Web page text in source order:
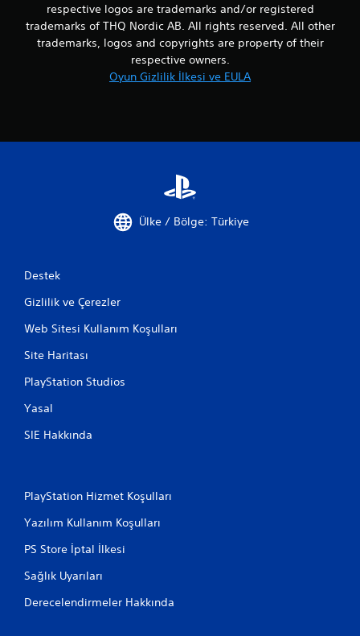
respective logos are trademarks and/or registered
trademarks of THQ Nordic AB. All rights reserved. All other
trademarks, logos and copyrights are property of their
respective owners.
Oyun Gizlilik İlkesi ve EULA
Ülke / Bölge: Türkiye
Destek
Gizlilik ve Çerezler
Web Sitesi Kullanım Koşulları
Site Haritası
PlayStation Studios
Yasal
SIE Hakkında
PlayStation Hizmet Koşulları
Yazılım Kullanım Koşulları
PS Store İptal İlkesi
Sağlık Uyarıları
Derecelendirmeler Hakkında